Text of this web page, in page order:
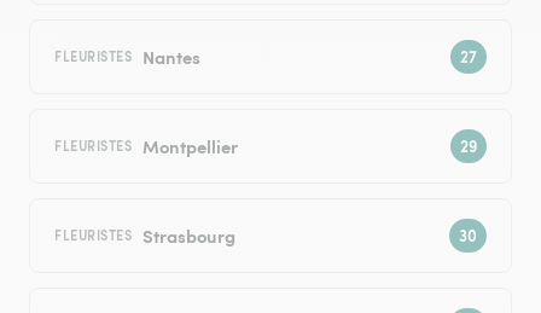
FLEURISTES Nantes
FLEURISTES Montpellier
FLEURISTES Strasbourg